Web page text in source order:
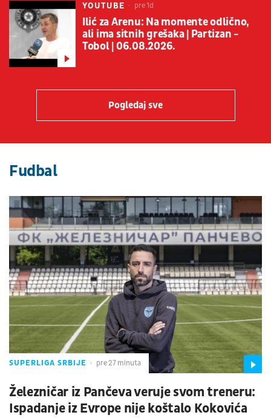
YOUTUBE pre 1d
Ilić za Arenu: Na momente odlično,
ali ima sitnih grešaka | Partizan -
Tobol | 06.08.2026.
Pogledaj sve
Fudbal
SUPERLIGA SRBIJE pre 27 minuta
Železničar iz Pančeva veruje svom treneru:
Ispadanje iz Evrope nije koštalo Kokovića